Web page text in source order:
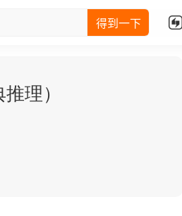
得到一下
理）